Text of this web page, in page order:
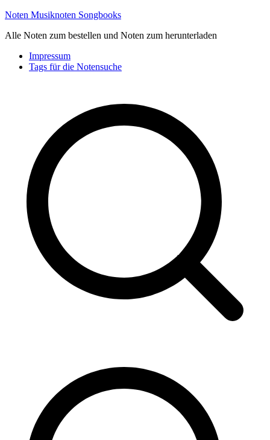
Zum
springen
Noten Musiknoten Songbooks
Alle Noten zum bestellen und Noten zum herunterladen
Impressum
Tags für die Notensuche